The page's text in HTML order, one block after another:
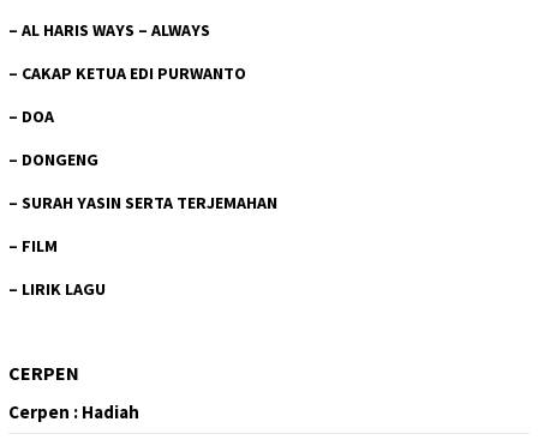
– AL HARIS WAYS – ALWAYS
– CAKAP KETUA EDI PURWANTO
– DOA
– DONGENG
– SURAH YASIN SERTA TERJEMAHAN
– FILM
– LIRIK LAGU
CERPEN
Cerpen : Hadiah